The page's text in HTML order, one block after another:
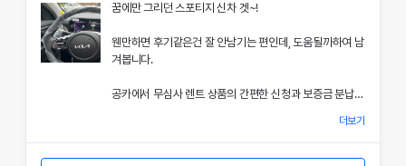
돋보여 제게 잊지 못할 기억으로 남았으며, 이 만족스러운
와주었어요.
쏘나타의 우아한 디자인과 최신 편의 기능, 그리고 안전장
치에 대한 상세한 설명은 제 기대 이상이었으며, 전 과정에
어요.
도 공카를 우선적으로 이용하게 만들 정도로 만족스러웠으
꿈에만 그리던 스포티지 신차 겟~!
웬만하면 후기같은건 잘 안남기는 편인데, 도움될까하여 남
겨봅니다.
공카에서 무심사 렌트 상품의 간편한 신청과 보증금 분납,
차량 인수 시 이준호 담당자님께서 따뜻하면서도 세심하게
더보기
회사는 개인정보처리방침을 통하여 고객님께서 제공하시는 개인정보
가 어떠한 용도와 방식으로 이용되고 있으며, 개인정보보호를 위해 어
떠한 조치가 취해지고 있는지 알려드립니다.
회사는 개인정보처리방침을 개정하는 경우 웹사이트 공지사항(또는